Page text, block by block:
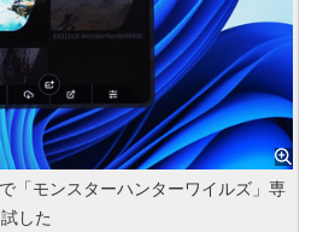
「モンスターハンターワイルズ」専
した